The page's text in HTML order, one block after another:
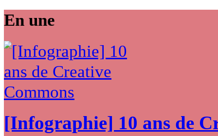
En une
[Infographie] 10 ans de